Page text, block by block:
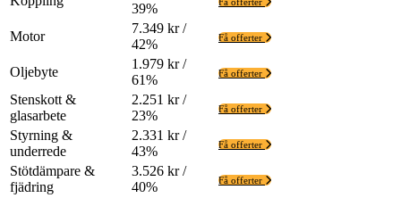
39%
Få offerter
Motor
7.349 kr /
42%
Få offerter
Oljebyte
1.979 kr /
61%
Få offerter
Stenskott &
glasarbete
2.251 kr /
23%
Få offerter
Styrning &
underrede
2.331 kr /
43%
Få offerter
Stötdämpare &
fjädring
3.526 kr /
40%
Få offerter